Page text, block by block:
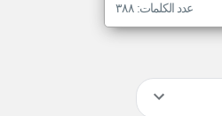
عدد الكلمات: ٣٨٨